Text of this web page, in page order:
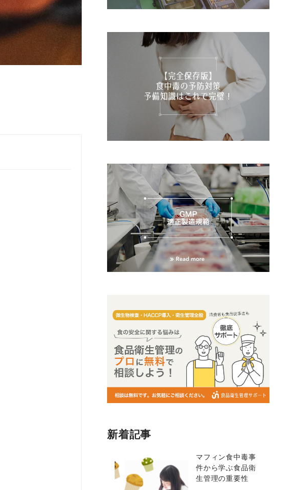
新着記事
マフィン食中毒事
件から学ぶ食品衛
生管理の重要性